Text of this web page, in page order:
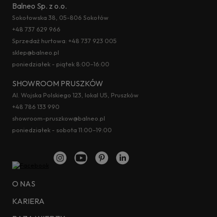
Balneo Sp. z o.o.
Sokołowska 38, 05-806 Sokołów
+48 737 629 966
Sprzedaż hurtowa: +48 737 923 005
sklep@balneo.pl
poniedziałek - piątek 8:00–16:00
SHOWROOM PRUSZKÓW
Al. Wojska Polskiego 123, lokal U5, Pruszków
+48 786 133 990
showroom-pruszkow@balneo.pl
poniedziałek - sobota 11:00–19:00
O NAS
KARIERA